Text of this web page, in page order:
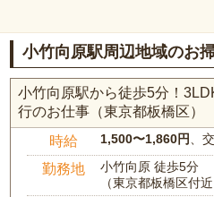
小竹向原駅周辺地域のお
小竹向原駅から徒歩5分！
行のお仕事（東京都板橋区）
時給 1,500〜1,860円、
勤務地
小竹向原 徒歩5分
（東京都板橋区付近